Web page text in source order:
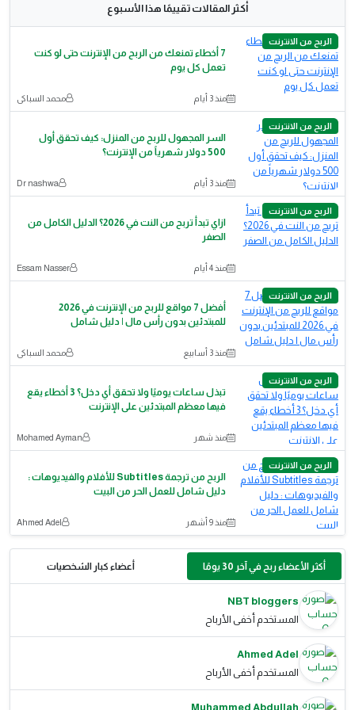
أكثر المقالات تقييمًا هذا الأسبوع
الربح من الانترنت
7 أخطاء تمنعك من الربح من الإنترنت حتى لو كنت
تعمل كل يوم
منذ 3 أيام محمد السباكى
الربح من الانترنت
السر المجهول للربح من المنزل: كيف تحقق أول
500 دولار شهرياً من الإنترنت؟
منذ 3 أيام Dr nashwa
الربح من الانترنت
ازاي تبدأ تربح من النت في 2026؟ الدليل الكامل من
الصفر
منذ 4 أيام Essam Nasser
الربح من الانترنت
أفضل 7 مواقع للربح من الإنترنت في 2026
للمبتدئين بدون رأس مال | دليل شامل
منذ 3 أسابيع محمد السباكى
الربح من الانترنت
تبذل ساعات يوميًا ولا تحقق أي دخل؟ 3 أخطاء يقع
فيها معظم المبتدئين على الإنترنت
منذ شهر Mohamed Ayman
الربح من الانترنت
الربح من ترجمة Subtitles للأفلام والفيديوهات :
دليل شامل للعمل الحر من البيت
منذ 9 أشهر Ahmed Adel
أكثر الأعضاء ربح في آخر 30 يومًا أعضاء كبار الشخصيات
NBT bloggers
المستخدم أخفى الأرباح
Ahmed Adel
المستخدم أخفى الأرباح
Muhammed Abdullah